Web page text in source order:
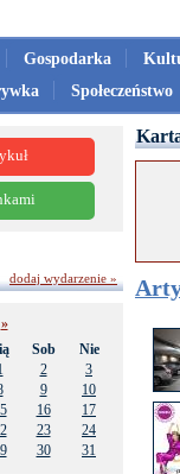
Gospodarka
Społeczeństwo
»
Sob
Nie
2
3
9
10
16
17
23
24
30 31
dodaj wydarzenie »